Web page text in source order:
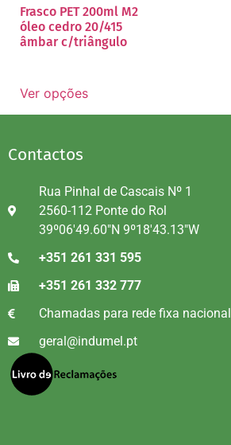
Frasco PET 200ml M2
óleo cedro 20/415
âmbar c/triângulo
Ver opções
Contactos
Rua Pinhal de Cascais Nº 1
2560-112 Ponte do Rol
39º06'49.60"N 9º18'43.13"W
+351 261 331 595
+351 261 332 777
Chamadas para rede fixa nacional
geral@indumel.pt